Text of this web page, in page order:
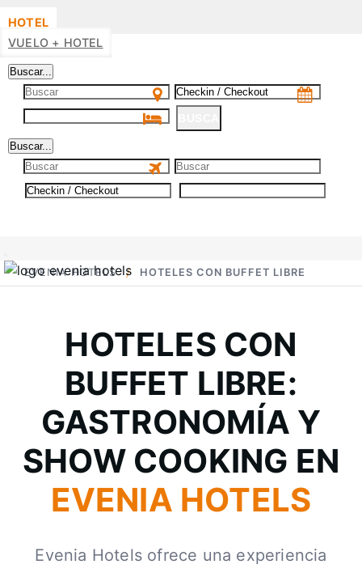
HOTEL
VUELO + HOTEL
Buscar...
Buscar...
EVENIA HOTELS HOTELES CON BUFFET LIBRE
HOTELES CON
BUFFET LIBRE:
GASTRONOMÍA Y
SHOW COOKING EN
EVENIA HOTELS
Evenia Hotels ofrece una experiencia